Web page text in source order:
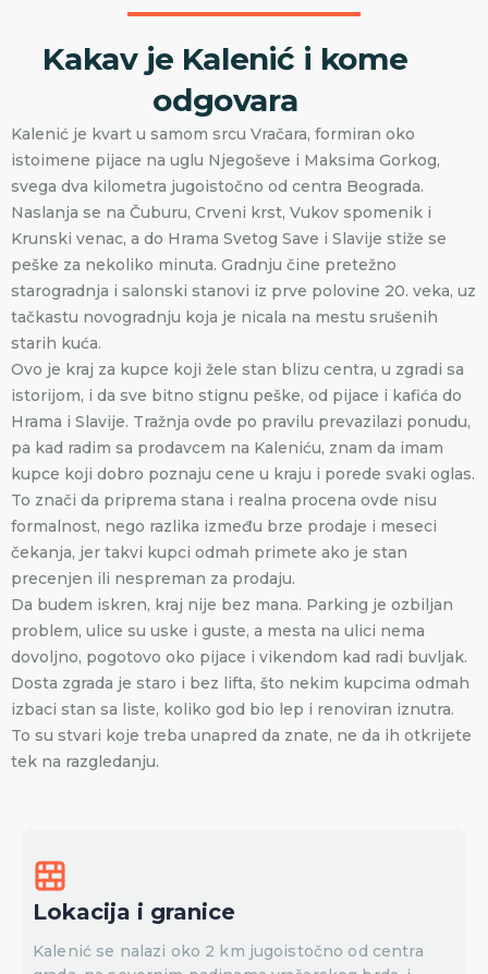
Kakav je Kalenić i kome
odgovara
Kalenić je kvart u samom srcu Vračara, formiran oko
istoimene pijace na uglu Njegoševe i Maksima Gorkog,
svega dva kilometra jugoistočno od centra Beograda.
Naslanja se na Čuburu, Crveni krst, Vukov spomenik i
Krunski venac, a do Hrama Svetog Save i Slavije stiže se
peške za nekoliko minuta. Gradnju čine pretežno
starogradnja i salonski stanovi iz prve polovine 20. veka, uz
tačkastu novogradnju koja je nicala na mestu srušenih
starih kuća.
Ovo je kraj za kupce koji žele stan blizu centra, u zgradi sa
istorijom, i da sve bitno stignu peške, od pijace i kafića do
Hrama i Slavije. Tražnja ovde po pravilu prevazilazi ponudu,
pa kad radim sa prodavcem na Kaleniću, znam da imam
kupce koji dobro poznaju cene u kraju i porede svaki oglas.
To znači da priprema stana i realna procena ovde nisu
formalnost, nego razlika između brze prodaje i meseci
čekanja, jer takvi kupci odmah primete ako je stan
precenjen ili nespreman za prodaju.
Da budem iskren, kraj nije bez mana. Parking je ozbiljan
problem, ulice su uske i guste, a mesta na ulici nema
dovoljno, pogotovo oko pijace i vikendom kad radi buvljak.
Dosta zgrada je staro i bez lifta, što nekim kupcima odmah
izbaci stan sa liste, koliko god bio lep i renoviran iznutra.
To su stvari koje treba unapred da znate, ne da ih otkrijete
tek na razgledanju.
Lokacija i granice
Kalenić se nalazi oko 2 km jugoistočno od centra